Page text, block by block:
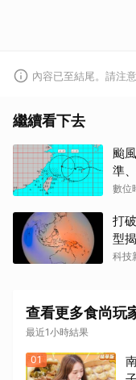
內容已至結尾。請注
繼續看下去
颱
準
數位
打
型
科技
查看更多食尚玩
最近1小時結果
01